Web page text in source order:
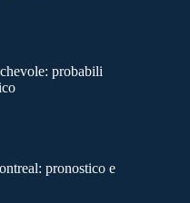
probabili
pronostico e